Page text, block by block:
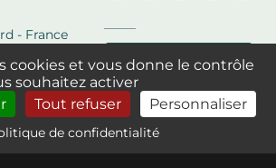
- France
ITINÉRAIRE
VISITEZ NOTRE BLOG
RÈGLEMENT LIBRE
cookies et vous donne le contrôle
souhaitez activer
Tout refuser Personnaliser
de confidentialité